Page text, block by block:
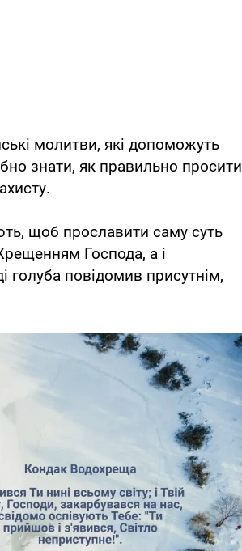
молитви, які допоможуть
знати, як правильно просити
щоб прославити саму суть
Господа, а і
голуба повідомив присутнім,